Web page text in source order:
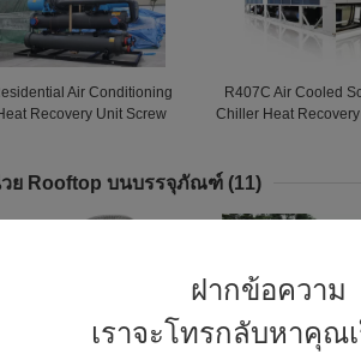
ฝากข้อความ
เราจะโทรกลับหาคุณ
Air Conditioning
Recovery Unit Screw
R407C Air Cooled
Chiller Heat
ย Rooftop บนบรรจุภัณฑ์ (11)
SLM Cont-Roller